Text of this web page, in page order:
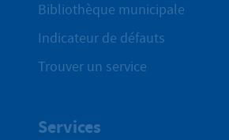
Bibliothèque municipale
Indicateur de défauts
Trouver un service
Services